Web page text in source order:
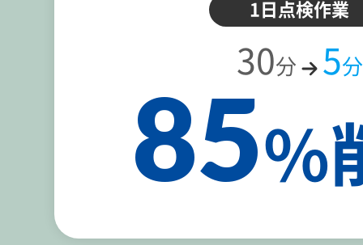
1日点検作業
30分 5分
85%